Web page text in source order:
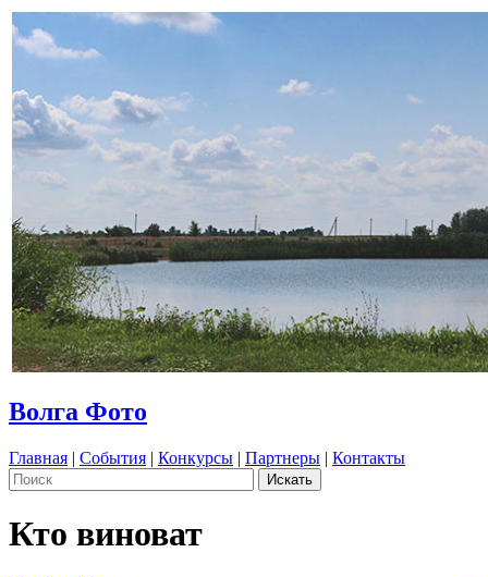
Волга Фото
Главная | События | Конкурсы | Партнеры | Контакты
Кто виноват